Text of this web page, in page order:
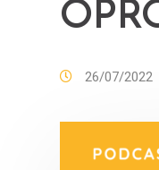
26/07/2022